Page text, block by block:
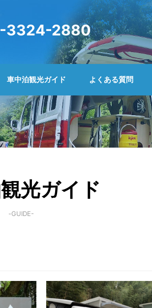
3324-2880
車中泊観光ガイド よくある質問
光ガイド
-GUIDE-